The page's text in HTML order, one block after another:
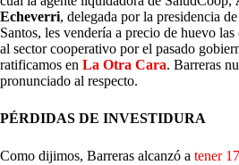
Echeverri, delegada por la presidencia
Santos, les vendería a precio de huevo
al sector cooperativo por el pasado
ratificamos en La Otra Cara. Barreras
pronunciado al respecto.
PÉRDIDAS DE INVESTIDURA
Como dijimos, Barreras alcanzó a tener